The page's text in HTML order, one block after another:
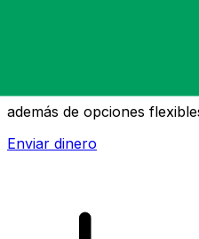
Ofrecemos seguimiento y
además de opciones
Enviar dinero